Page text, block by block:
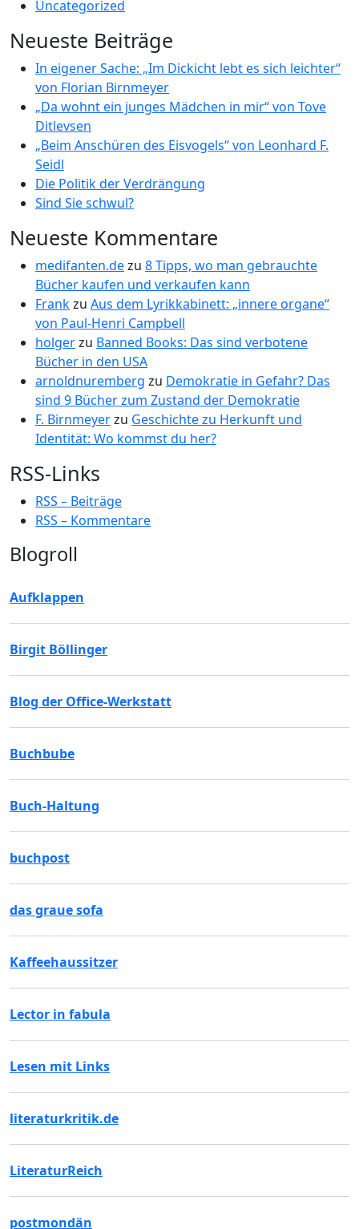
Uncategorized
Neueste Beiträge
In eigener Sache: „Im Dickicht lebt es sich leichter“
von Florian Birnmeyer
„Da wohnt ein junges Mädchen in mir“ von Tove
Ditlevsen
„Beim Anschüren des Eisvogels“ von Leonhard F.
Seidl
Die Politik der Verdrängung
Sind Sie schwul?
Neueste Kommentare
medifanten.dezu 8 Tipps, wo man gebrauchte
Bücher kaufen und verkaufen kann
Frankzu Aus dem Lyrikkabinett: „innere organe“
von Paul-Henri Campbell
holgerzu Banned Books: Das sind verbotene
Bücher in den USA
arnoldnuremberg zu Demokratie in Gefahr? Das
sind 9 Bücher zum Zustand der Demokratie
F. Birnmeyerzu Geschichte zu Herkunft und
Identität: Wo kommst du her?
RSS-Links
RSS – Beiträge
RSS – Kommentare
Blogroll
Aufklappen
Birgit Böllinger
Blog der Office-Werkstatt
Buchbube
Buch-Haltung
buchpost
das graue sofa
Kaffeehaussitzer
Lector in fabula
Lesen mit Links
literaturkritik.de
LiteraturReich
postmondän